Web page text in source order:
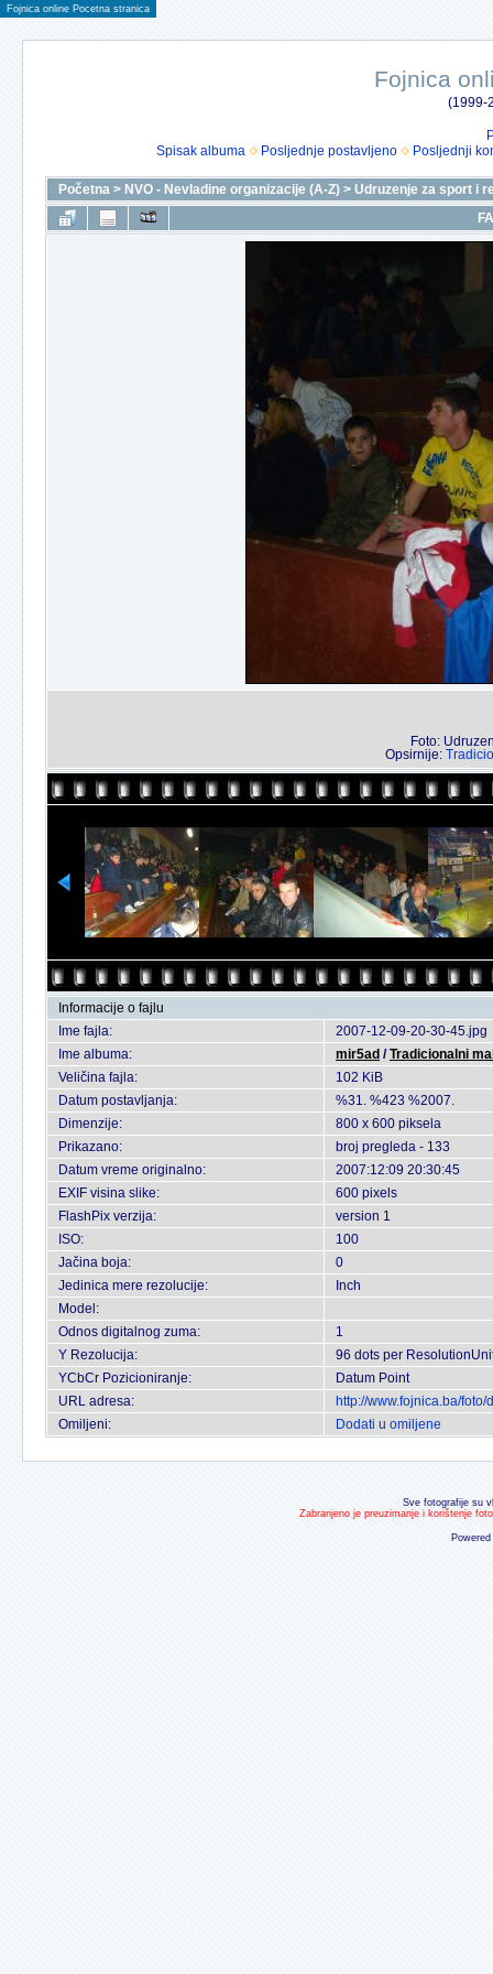
Fojnica online Pocetna stranica
Fojnica
(1999-
Spisak albuma
Posljednje postavljeno Posljednji
Početna > NVO - Nevladine organizacije (A-Z) > Udruzenje za sport i
Foto:
Opsirnije:
Informacije o fajlu
Ime fajla:
2007-12-09-20-30-45.jpg
Ime albuma:
mir5ad /Tradicionalni
Veličina fajla:
102 KiB
Datum postavljanja:
%31. %423 %2007.
Dimenzije:
800 x 600 piksela
Prikazano:
broj pregleda - 133
Datum vreme originalno:
2007:12:09 20:30:45
EXIF visina slike:
600 pixels
FlashPix verzija:
version 1
ISO:
100
Jačina boja:
0
Jedinica mere rezolucije:
Inch
Model:
Odnos digitalnog zuma:
1
Y Rezolucija:
96 dots per
YCbCr Pozicioniranje:
Datum Point
URL adresa:
http://www.fojnica.ba/
Omiljeni:
Dodati u omiljene
Sve fotografije su
Zabranjeno je preuzimanje i korištenje